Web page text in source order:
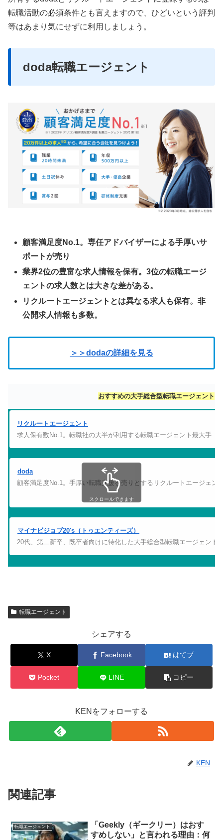
転職活動の必須条件とも言えますので、ひどいという評判
等はあまり気にせずに利用しましょう。
doda転職エージェント
顧客満足度No.1。専任アドバイザーによる手厚いサ
ポートが売り
業界2位の豊富な求人情報を保有。3位の転職エージ
ェントの求人数とは大きな差がある。
リクルートエージェントとは異なる求人も保有。非
公開求人情報も多数。
＞＞dodaの詳細を見る
おすすめの大手総合型転職エージェント
リクルートエージェント
求人保有数No.1。転職社の大半が利用する転職エージェント最大手
doda
顧客満足度No.1。手厚い転職支援を売りとするリクルートエージェン
マイナビジョブ20's（トゥエンティーズ）
20代、第二新卒、既卒者向けに特化した大手総合型転職エージェント
スクロールできます
転職エージェント
シェアする
X Facebook はてブ
Pocket LINE コピー
KENをフォローする
KEN
関連記事
転職エージェント
「Geekly（ギークリー）はおす
すめしない」と言われる理由：何